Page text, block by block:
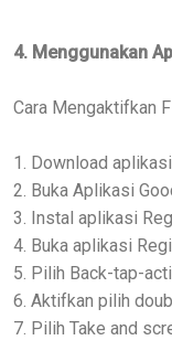
4. Menggunakan
Cara Mengaktifkan
1. Download
2. Buka Aplikasi
3. Instal aplikasi
4. Buka aplikasi
5. Pilih Back-tap-
6. Aktifkan pilih
7. Pilih Take and